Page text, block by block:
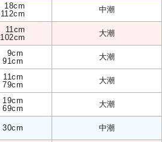
18cm
112cm
中潮
11cm
102cm
大潮
9cm
91cm
大潮
11cm
79cm
大潮
19cm
69cm
大潮
30cm 中潮